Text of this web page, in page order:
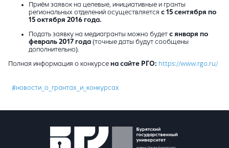
Приём заявок на целевые, инициативные и гранты
региональных отделений осуществляется с 15 сентября по
15 октября 2016 года.
Подать заявку на медиагранты можно будет с января по
февраль 2017 года (точные даты будут сообщены
дополнительно).
Полная информация о конкурсе на сайте РГО: https://www.rgo.ru/
#новости_о_грантах_и_конкурсах